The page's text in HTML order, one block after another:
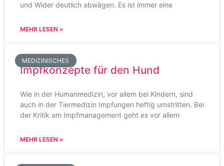
und Wider deutlich abwägen. Es ist immer eine
MEHR LESEN »
MEDIZINISCHES
Impfkonzepte für den Hund
Wie in der Humanmedizin, vor allem bei Kindern, sind
auch in der Tiermedizin Impfungen heftig umstritten. Bei
der Kritik am Impfmanagement geht es vor allem
MEHR LESEN »